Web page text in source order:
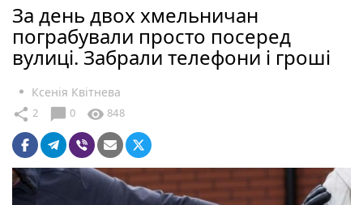
За день двох хмельничан
пограбували просто посеред
вулиці. Забрали телефони і гроші
Ксенія Квітнева
share 2 chat_bubble 0 visibility 848